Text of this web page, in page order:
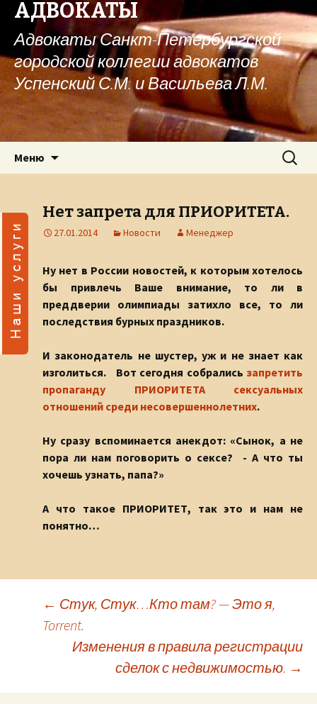
АДВОКАТЫ
Адвокаты Санкт-Петербургской
городской коллегии адвокатов
Успенский С.М. и Васильева Л.М.
Меню Найти:
Нет запрета для ПРИОРИТЕТА.
27.01.2014 Новости Менеджер
Ну нет в России новостей, к которым хотелось
бы привлечь Ваше внимание, то ли в
преддверии олимпиады затихло все, то ли
последствия бурных праздников.
И законодатель не шустер, уж и не знает как
изголиться. Вот сегодня собрались запретить
пропаганду ПРИОРИТЕТА сексуальных
отношений среди несовершеннолетних.
Ну сразу вспоминается анекдот: «Сынок, а не
пора ли нам поговорить о сексе? - А что ты
хочешь узнать, папа?»
А что такое ПРИОРИТЕТ, так это и нам не
понятно…
Навигация по записям
← Стук, Стук…Кто там? — Это я,
Torrent.
Изменения в правила регистрации
сделок с недвижимостью. →